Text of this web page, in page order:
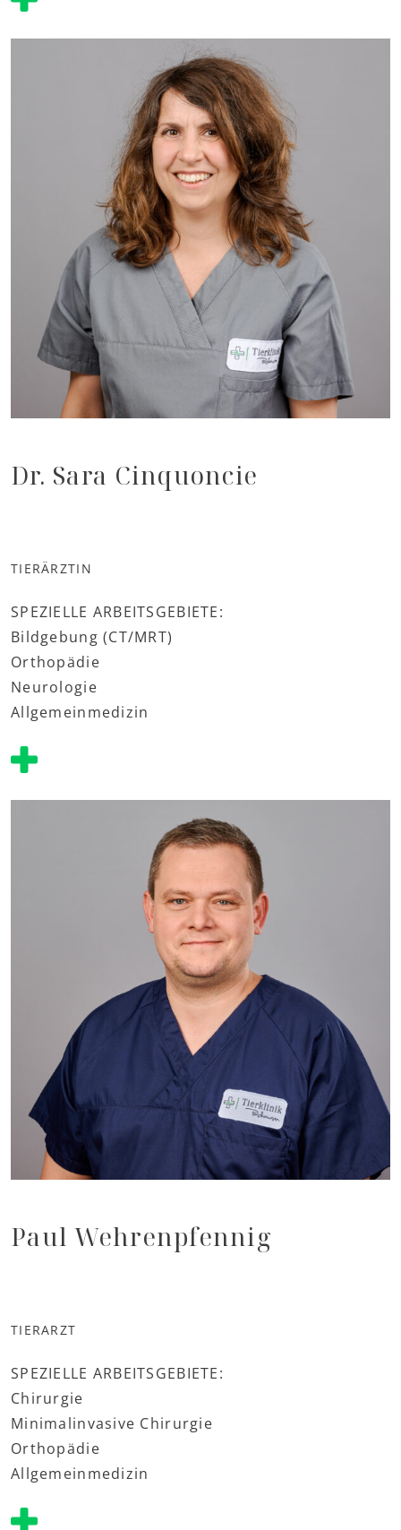
Dr. Sara Cinquoncie
TIERÄRZTIN
SPEZIELLE ARBEITSGEBIETE:
Bildgebung (CT/MRT)
Orthopädie
Neurologie
Allgemeinmedizin
Paul Wehrenpfennig
TIERARZT
SPEZIELLE ARBEITSGEBIETE:
Chirurgie
Minimalinvasive Chirurgie
Orthopädie
Allgemeinmedizin